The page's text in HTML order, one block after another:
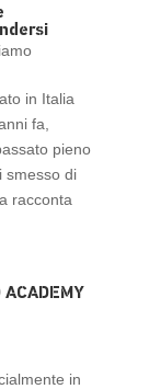
in Italia
fa,
pieno
smesso di
racconta
in